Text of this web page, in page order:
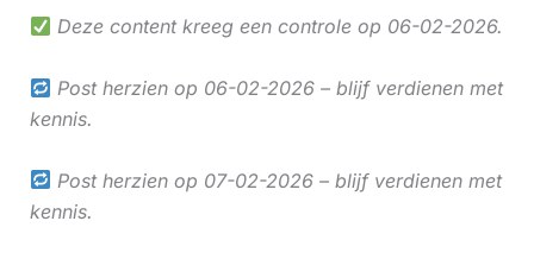
Deze content kreeg een controle op 06-02-2026.
Post herzien op 06-02-2026 – blijf verdienen met
kennis.
Post herzien op 07-02-2026 – blijf verdienen met
kennis.